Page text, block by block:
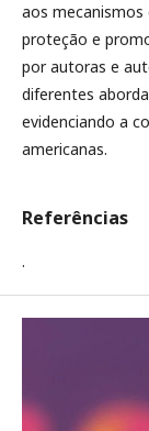
aos mecanismos
proteção e
por autoras e
diferentes
evidenciando a
americanas.
Referências
.